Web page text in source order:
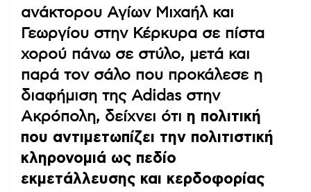
ανάκτορου Αγίων Μιχαήλ και
Γεωργίου στην Κέρκυρα σε πίστα
χορού πάνω σε στύλο, μετά και
παρά τον σάλο που προκάλεσε η
διαφήμιση της Adidas στην
Ακρόπολη, δείχνει ότι η πολιτική
που αντιμετωπίζει την πολιτιστική
κληρονομιά ως πεδίο
εκμετάλλευσης και κερδοφορίας